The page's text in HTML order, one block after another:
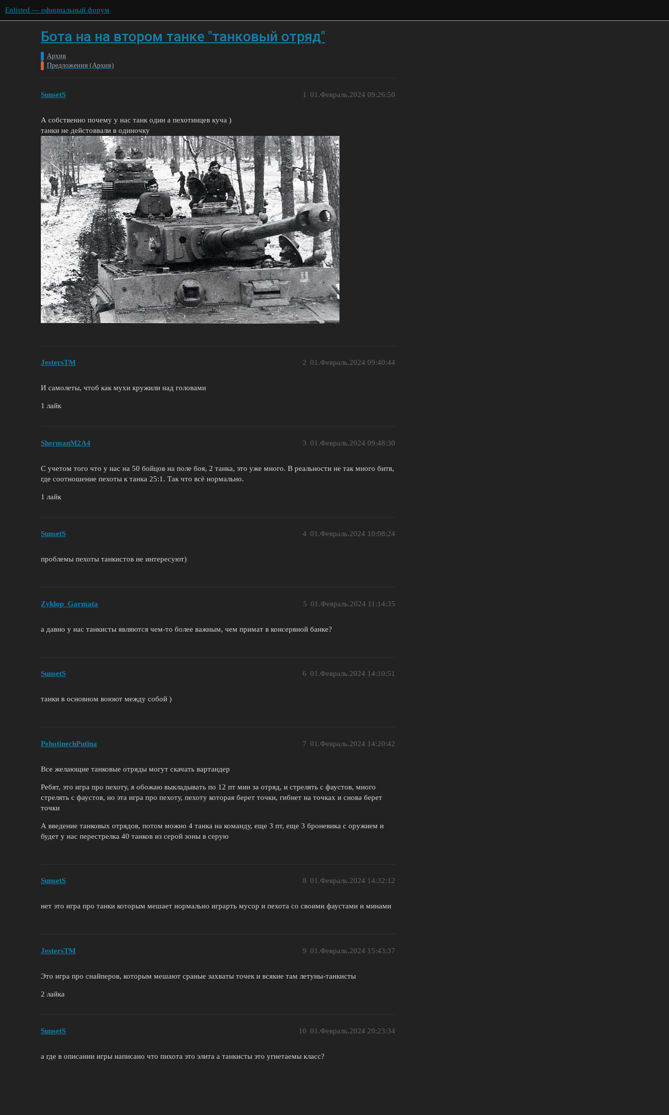
Enlisted — официальный форум
Бота на на втором танке "танковый отряд"
Архив
Предложения (Архив)
SunsetS 01.Февраль.2024 09:26:50
1
А собственно почему у нас танк один а пехотинцев куча )
танки не дейстоввали в одиночку
JestersTM 01.Февраль.2024 09:40:44
2
И самолеты, чтоб как мухи кружили над головами
1 лайк
ShermanM2A4 01.Февраль.2024 09:48:30
3
С учетом того что у нас на 50 бойцов на поле боя, 2 танка, это уже много. В реальности не так много битв,
где соотношение пехоты к танка 25:1. Так что всё нормально.
1 лайк
SunsetS 01.Февраль.2024 10:08:24
4
проблемы пехоты танкистов не интересуют)
Zyklop_Garmata 01.Февраль.2024 11:14:35
5
а давно у нас танкисты являются чем-то более важным, чем примат в консервной банке?
SunsetS 01.Февраль.2024 14:10:51
6
танки в основном воюют между собой )
PehotinechPutina 01.Февраль.2024 14:20:42
7
Все желающие танковые отряды могут скачать вартандер
Ребят, это игра про пехоту, я обожаю выкладывать по 12 пт мин за отряд, и стрелять с фаустов, много
стрелять с фаустов, но эта игра про пехоту, пехоту которая берет точки, гибнет на точках и снова берет
точки
А введение танковых отрядов, потом можно 4 танка на команду, еще 3 пт, еще 3 броневика с оружием и
будет у нас перестрелка 40 танков из серой зоны в серую
SunsetS 01.Февраль.2024 14:32:12
8
нет это игра про танки которым мешает нормально играрть мусор и пехота со своими фаустами и минами
JestersTM 01.Февраль.2024 15:43:37
9
Это игра про снайперов, которым мешают сраные захваты точек и всякие там летуны-танкисты
2 лайка
SunsetS 01.Февраль.2024 20:23:34
10
а где в описании игры написано что пихота это элита а танкисты это угнетаемы класс?